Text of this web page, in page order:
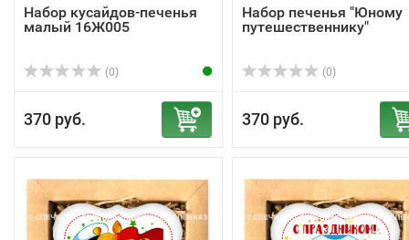
Набор кусайдов-печенья
малый 16Ж005
(0)
370 руб.
Набор печенья "Юному
путешественнику"
(0)
370 руб.